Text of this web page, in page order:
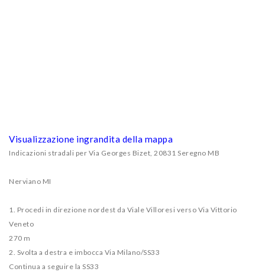
Visualizzazione ingrandita della mappa
Indicazioni stradali per Via Georges Bizet, 20831 Seregno MB
Nerviano MI
1. Procedi in direzione nordest da Viale Villoresi verso Via Vittorio
Veneto
270 m
2. Svolta a destra e imbocca Via Milano/​SS33
Continua a seguire la SS33